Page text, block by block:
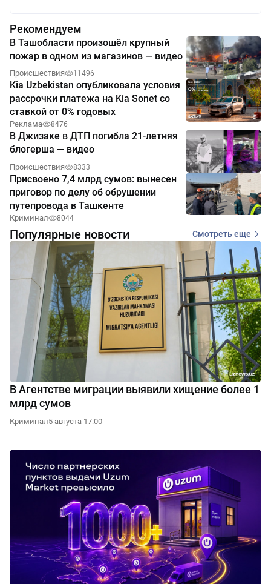
Рекомендуем
В Ташобласти произошёл крупный
пожар в одном из магазинов — видео
Происшествия 11496
Kia Uzbekistan опубликовала условия
рассрочки платежа на Kia Sonet со
ставкой от 0% годовых
Реклама 8476
В Джизаке в ДТП погибла 21-летняя
блогерша — видео
Происшествия 8333
Присвоено 7,4 млрд сумов: вынесен
приговор по делу об обрушении
путепровода в Ташкенте
Криминал 8044
Популярные новости Смотреть еще
В Агентстве миграции выявили хищение более 1
млрд сумов
Криминал5 августа 17:00